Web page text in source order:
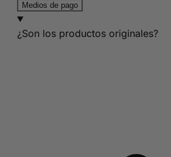
Medios de pago
¿Son los productos originales?